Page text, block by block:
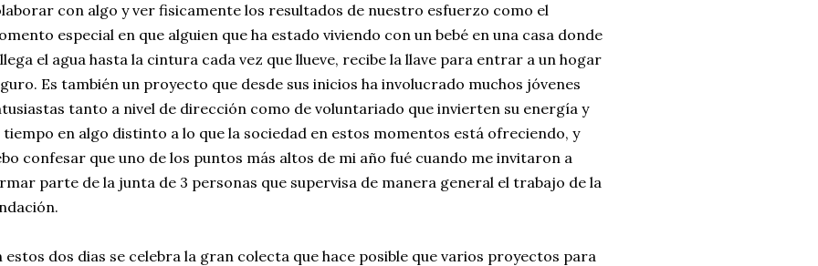
con algo y ver fisicamente los resultados de nuestro esfuerzo como el
especial en que alguien que ha estado viviendo con un bebé en una casa donde
el agua hasta la cintura cada vez que llueve, recibe la llave para entrar a un hogar
Es también un proyecto que desde sus inicios ha involucrado muchos jóvenes
tanto a nivel de dirección como de voluntariado que invierten su energía y
tiempo en algo distinto a lo que la sociedad en estos momentos está ofreciendo, y
confesar que uno de los puntos más altos de mi año fué cuando me invitaron a
parte de la junta de 3 personas que supervisa de manera general el trabajo de la
estos dos dias se celebra la gran colecta que hace posible que varios proyectos para